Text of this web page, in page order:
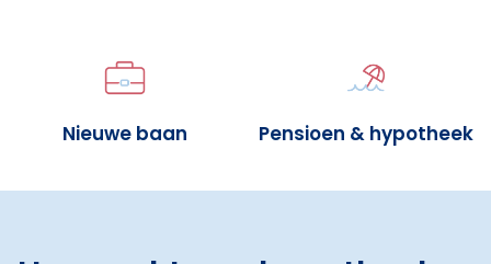
Nieuwe baan Pensioen & hypotheek